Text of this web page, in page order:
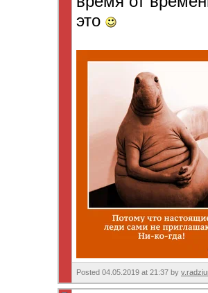
это
Posted 04.05.2019 at 21:37 by